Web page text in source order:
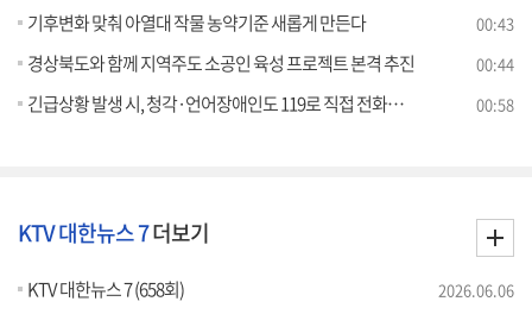
기후변화 맞춰 아열대 작물 농약기준 새롭게 만든다 00:43
경상북도와 함께 지역주도 소공인 육성 프로젝트 본격 추진 00:44
긴급상황 발생 시, 청각·언어장애인도 119로 직접 전화하세요 00:58
KTV 대한뉴스 7더보기
KTV 대한뉴스 7 (658회) 2026.06.06